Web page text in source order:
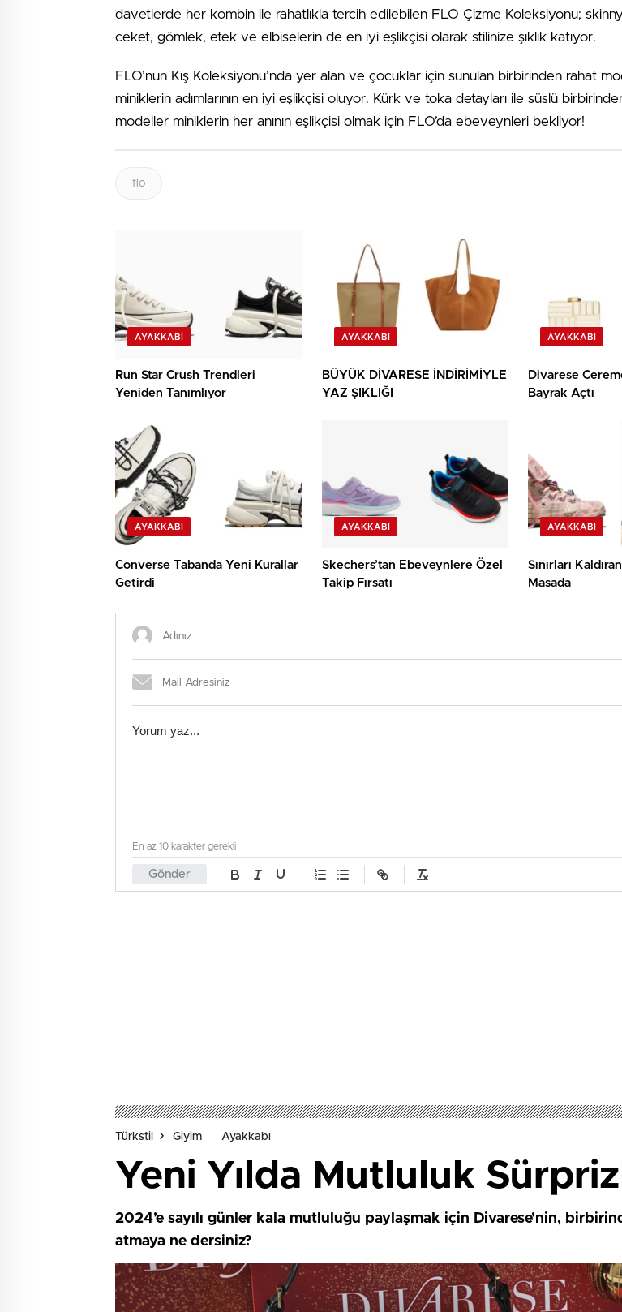
davetlerde her kombin ile rahatlıkla tercih edilebilen FLO Çizme Koleksiyonu;
ceket, gömlek, etek ve elbiselerin de en iyi eşlikçisi olarak stilinize şıklık katıyor.
FLO’nun Kış Koleksiyonu’nda yer alan ve çocuklar için sunulan birbirinden rahat
miniklerin adımlarının en iyi eşlikçisi oluyor. Kürk ve toka detayları ile süslü
modeller miniklerin her anının eşlikçisi olmak için FLO’da ebeveynleri bekliyor!
flo
AYAKKABI
Run Star Crush Trendleri
Yeniden Tanımlıyor
AYAKKABI
BÜYÜK DİVARESE İNDİRİMİYLE
YAZ ŞIKLIĞI
AYAKKABI
Divarese
Bayrak Açtı
AYAKKABI
Converse Tabanda Yeni Kurallar
Getirdi
AYAKKABI
Skechers’tan Ebeveynlere Özel
Takip Fırsatı
AYAKKABI
Sınırları
Masada
Gönder
En az 10 karakter gerekli
Türkstil Giyim Ayakkabı
Yeni Yılda Mutluluk
2024’e sayılı günler kala mutluluğu paylaşmak için Divarese’nin,
atmaya ne dersiniz?